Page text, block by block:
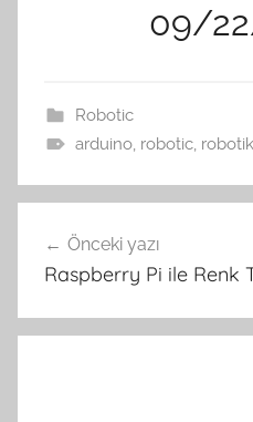
09/
Robotic
arduino, robotic, robotik
gezinmesi
Önceki yazı
Raspberry Pi ile Renk